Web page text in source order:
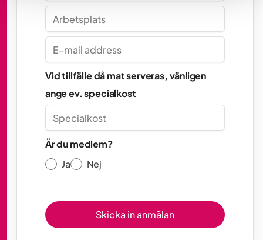
Vid tillfälle då mat serveras, vänligen
ange ev. specialkost
Är du medlem?
Ja
Nej